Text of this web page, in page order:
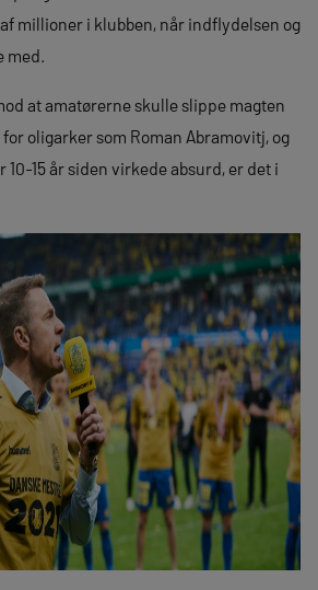
millioner i klubben, når indflydelsen og
at amatørerne skulle slippe magten
oligarker som Roman Abramovitj, og
15 år siden virkede absurd, er det i